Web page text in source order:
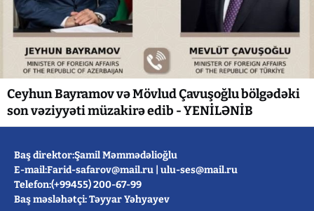
Ceyhun Bayramov və Mövlud Çavuşoğlu bölgədəki
son vəziyyəti müzakirə edib - YENİLƏNİB
Baş direktor:Şamil Məmmədəlioğlu
E-mail:Farid-safarov@mail.ru ulu-ses@mail.ru
Telefon:(+99455) 200-67-99
Baş məsləhətçi: Təyyar Yəhyayev